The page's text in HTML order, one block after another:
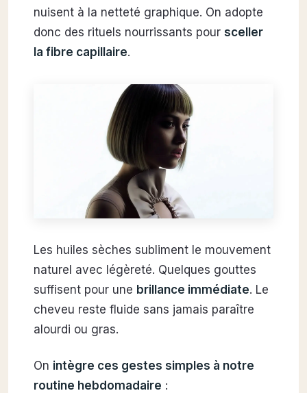
nuisent à la netteté graphique. On adopte
donc des rituels nourrissants pour sceller
la fibre capillaire.
Les huiles sèches subliment le mouvement
naturel avec légèreté. Quelques gouttes
suffisent pour une brillance immédiate. Le
cheveu reste fluide sans jamais paraître
alourdi ou gras.
On intègre ces gestes simples à notre
routine hebdomadaire :